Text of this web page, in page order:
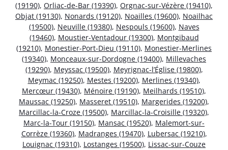
(19190), Orliac-de-Bar (19390), Orgnac-sur-Vézère (19410),
Objat (19130), Nonards (19120), Noailles (19600), Noailhac
(19500), Neuville (19380), Nespouls (19600), Naves
(19460), Moustier-Ventadour (19300), Montgibaud
(19210), Monestier-Port-Dieu (19110), Monestier-Merlines
(19340), Monceaux-sur-Dordogne (19400), Millevaches
(19290), Meyssac (19500), Meyrignac-l’Église (19800),
Meymac (19250), Mestes (19200), Merlines (19340),
Mercœur (19430), Ménoire (19190), Meilhards (19510),
Maussac (19250), Masseret (19510), Margerides (19200),
Marcillac-la-Croze (19500), Marcillac-la-Croisille (19320),
Marc-la-Tour (19150), Mansac (19520), Malemort-sur-
Corrèze (19360), Madranges (19470), Lubersac (19210),
Louignac (19310), Lostanges (19500), Lissac-sur-Couze